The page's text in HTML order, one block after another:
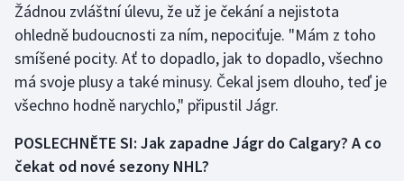
Krasobruslení
Lezení
Lyže a snowboard
Moderní pětiboj
Žádnou zvláštní úlevu, že už je čekání a nejistota
ohledně budoucnosti za ním, nepociťuje. "Mám z toho
smíšené pocity. Ať to dopadlo, jak to dopadlo, všechno
má svoje plusy a také minusy. Čekal jsem dlouho, teď je
všechno hodně narychlo," připustil Jágr.
POSLECHNĚTE SI: Jak zapadne Jágr do Calgary? A co
čekat od nové sezony NHL?